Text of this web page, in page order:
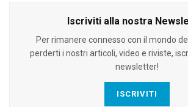
Iscriviti alla nostra
Per rimanere connesso con il mondo
perderti i nostri articoli, video e riviste,
newsletter!
ISCRIVITI